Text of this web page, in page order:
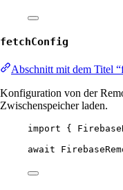
fetchConfig
Abschnitt mit dem Titel
Konfiguration von der
Zwischenspeicher laden.
import {
await